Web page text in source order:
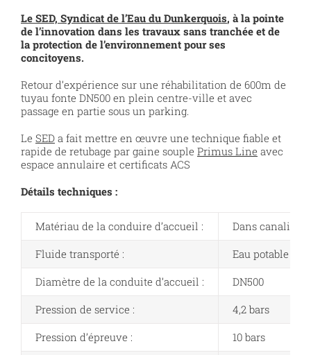
Le SED, Syndicat de l’Eau du Dunkerquois, à la pointe
de l’innovation dans les travaux sans tranchée et de
la protection de l’environnement pour ses
concitoyens.
Retour d’expérience sur une réhabilitation de 600m de
tuyau fonte DN500 en plein centre-ville et avec
passage en partie sous un parking.
Le SED a fait mettre en œuvre une technique fiable et
rapide de retubage par gaine souple Primus Line avec
espace annulaire et certificats ACS
Détails techniques :
Matériau de la conduire d’accueil :
Dans
Fluide transporté :
Eau potable
Diamètre de la conduite d’accueil :
DN500
Pression de service :
4,2 bars
Pression d’épreuve :
10 bars